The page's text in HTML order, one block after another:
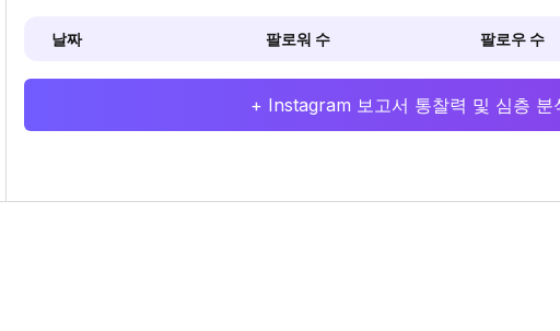
날짜 팔로워 수 팔로우 수
+ Instagram 보고서 통찰력 및 심층 분